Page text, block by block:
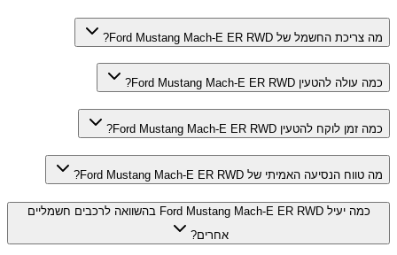
מה צריכת החשמל של Ford Mustang Mach-E ER RWD?
כמה עולה להטעין Ford Mustang Mach-E ER RWD?
כמה זמן לוקח להטעין Ford Mustang Mach-E ER RWD?
מה טווח הנסיעה האמיתי של Ford Mustang Mach-E ER RWD?
כמה יעיל Ford Mustang Mach-E ER RWD בהשוואה לרכבים חשמליים
אחרים?